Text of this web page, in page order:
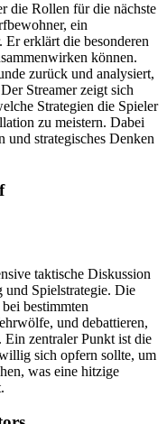
die Rollen für die nächste
ein
erklärt die besonderen
können.
zurück und analysiert,
Streamer zeigt sich
Strategien die Spieler
zu meistern. Dabei
strategisches Denken
taktische Diskussion
Spielstrategie. Die
bestimmten
und debattieren,
zentraler Punkt ist die
sich opfern sollte, um
was eine hitzige